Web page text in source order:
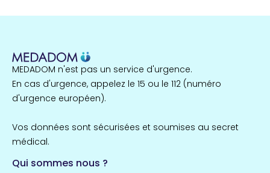
MEDADOM n'est pas un service d'urgence.
En cas d'urgence, appelez le 15 ou le 112 (numéro
d'urgence européen).
Vos données sont sécurisées et soumises au secret
médical.
Qui sommes nous ?